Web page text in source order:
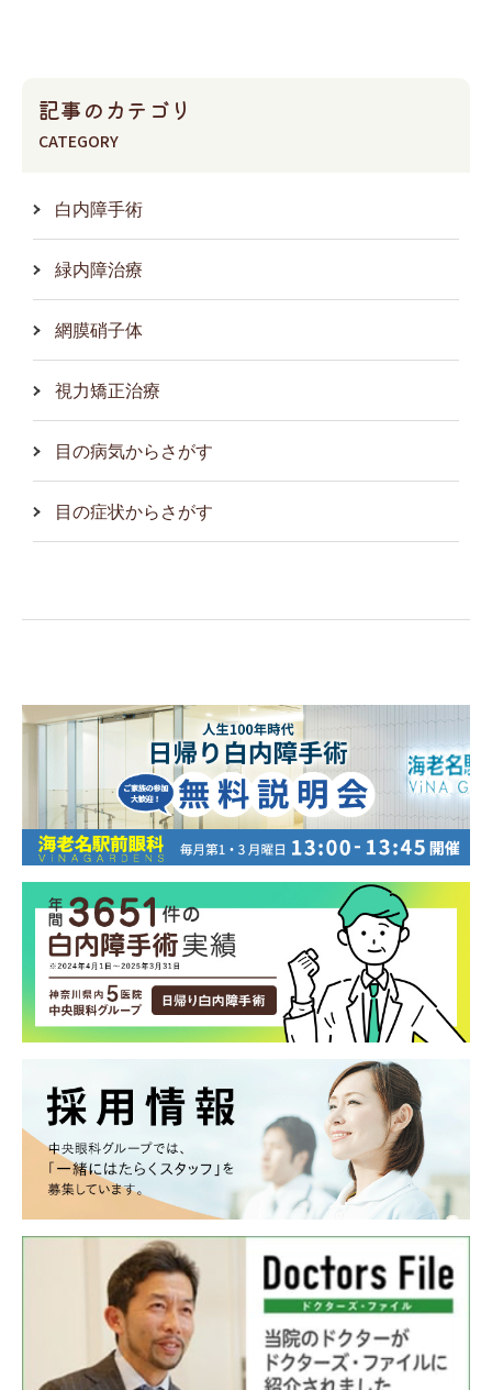
記事のカテゴリ
CATEGORY
白内障手術
緑内障治療
網膜硝子体
視力矯正治療
目の病気からさがす
目の症状からさがす